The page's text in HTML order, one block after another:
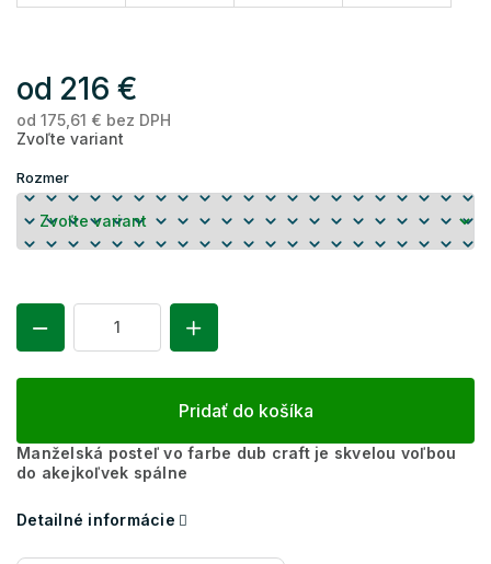
od 216 €
od 175,61 € bez DPH
Zvoľte variant
Rozmer
Pridať do košíka
Manželská posteľ vo farbe dub craft je skvelou voľbou
do akejkoľvek spálne
Detailné informácie